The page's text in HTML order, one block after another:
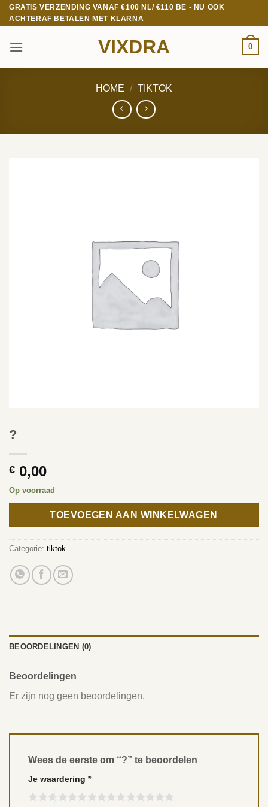
Ga
naar
GRATIS VERZENDING VANAF €100 NL/ €110 BE - NU OOK
ACHTERAF BETALEN MET KLARNA
VIXDRA 0
HOME / TIKTOK
?
€ 0,00
Op voorraad
TOEVOEGEN AAN WINKELWAGEN
Categorie: tiktok
BEOORDELINGEN (0)
Beoordelingen
Er zijn nog geen beoordelingen.
Wees de eerste om “?” te beoordelen
Je waardering *